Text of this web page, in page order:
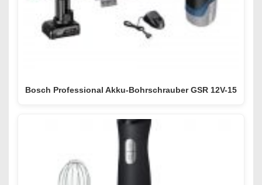
Bosch Professional Akku-Bohrschrauber GSR 12V-15